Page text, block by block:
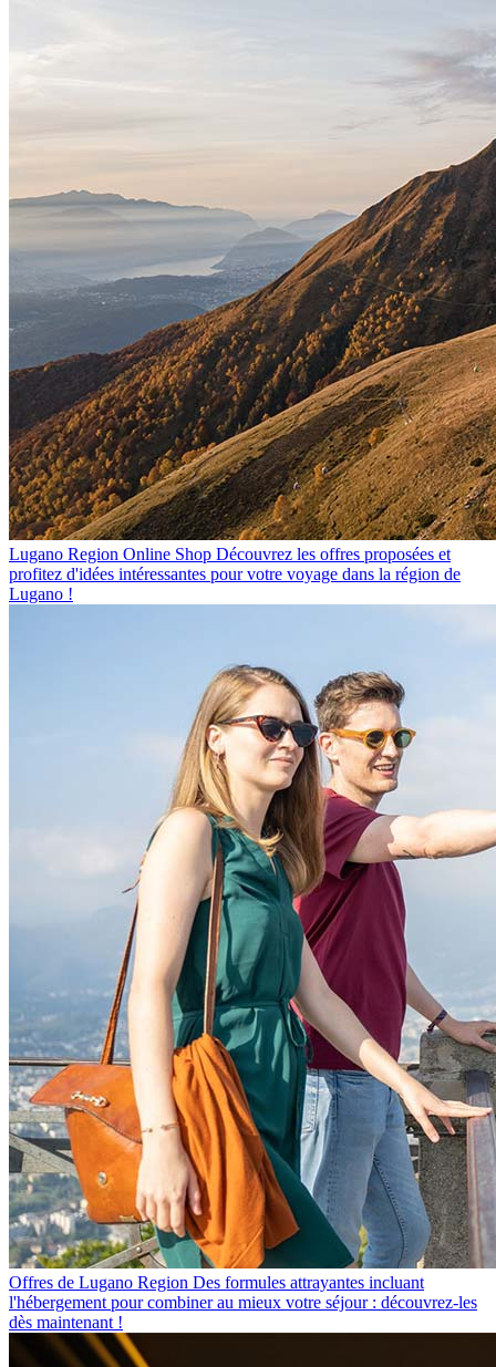
Lugano Region Online Shop Découvrez les offres proposées et
profitez d'idées intéressantes pour votre voyage dans la région de
Lugano !
Offres de Lugano Region Des formules attrayantes incluant
l'hébergement pour combiner au mieux votre séjour : découvrez-les
dès maintenant !